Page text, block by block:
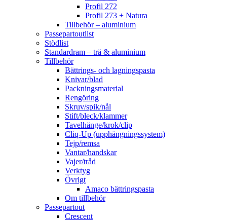
Profil 272
Profil 273 + Natura
Tillbehör – aluminium
Passepartoutlist
Stödlist
Standardram – trä & aluminium
Tillbehör
Bättrings- och lagningspasta
Knivar/blad
Packningsmaterial
Rengöring
Skruv/spik/nål
Stift/bleck/klammer
Tavelhänge/krok/clip
Cliq-Up (upphängningssystem)
Tejp/remsa
Vantar/handskar
Vajer/tråd
Verktyg
Övrigt
Amaco bättringspasta
Om tillbehör
Passepartout
Crescent